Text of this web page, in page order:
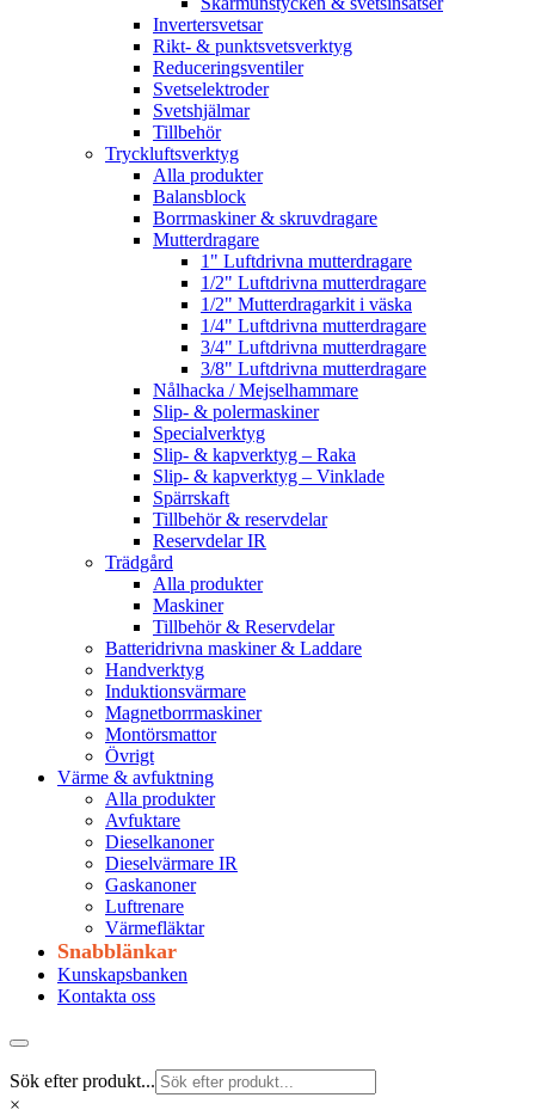
Invertersvetsar
Rikt- & punktsvetsverktyg
Reduceringsventiler
Svetselektroder
Svetshjälmar
Tillbehör
Tryckluftsverktyg
Alla produkter
Balansblock
Borrmaskiner & skruvdragare
Mutterdragare
1" Luftdrivna mutterdragare
1/2" Luftdrivna mutterdragare
1/2" Mutterdragarkit i väska
1/4" Luftdrivna mutterdragare
3/4" Luftdrivna mutterdragare
3/8" Luftdrivna mutterdragare
Nålhacka / Mejselhammare
Slip- & polermaskiner
Specialverktyg
Slip- & kapverktyg – Raka
Slip- & kapverktyg – Vinklade
Spärrskaft
Tillbehör & reservdelar
Reservdelar IR
Trädgård
Alla produkter
Maskiner
Tillbehör & Reservdelar
Batteridrivna maskiner & Laddare
Handverktyg
Induktionsvärmare
Magnetborrmaskiner
Montörsmattor
Övrigt
Värme & avfuktning
Alla produkter
Avfuktare
Dieselkanoner
Dieselvärmare IR
Gaskanoner
Luftrenare
Värmefläktar
Snabblänkar
Kunskapsbanken
Kontakta oss
Sök efter produkt...
×